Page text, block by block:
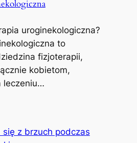
uroginekologiczna?
to
fizjoterapii,
kobietom,
leczeniu…